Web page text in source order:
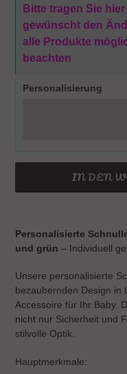
Bitte tragen Sie
gewünscht den
alle Produkte
beachten
Personalisierung
IN DEN
Warenkorb
hinzugefügt
Personalisierte
und grün – Individuell
Unsere personalisierte
bezaubernden Design in
Accessoire für Ihr Baby.
nicht nur Sicherheit und
stilvolle Optik.
Hauptmerkmale: